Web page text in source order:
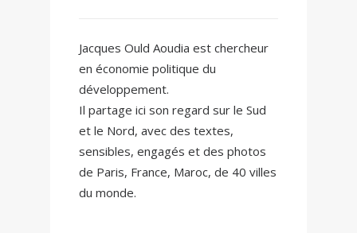
Jacques Ould Aoudia est chercheur
en économie politique du
développement.
Il partage ici son regard sur le Sud
et le Nord, avec des textes,
sensibles, engagés et des photos
de Paris, France, Maroc, de 40 villes
du monde.